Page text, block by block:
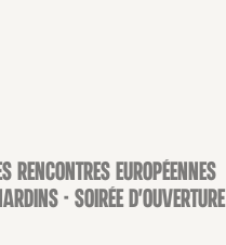
rencontres européennes
- Soirée d'ouverture